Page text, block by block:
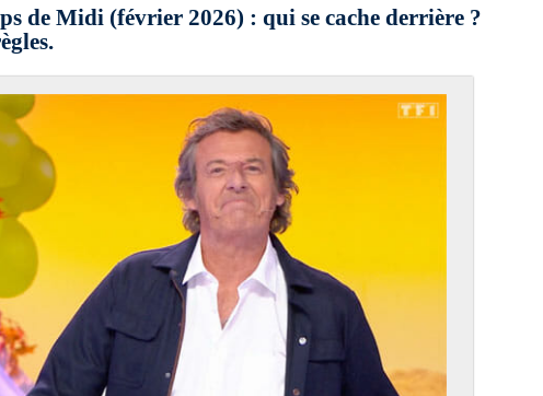
de Midi (février 2026) : qui se cache derrière ?